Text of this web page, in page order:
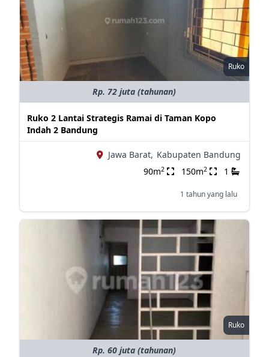
Ruko
Rp. 72 juta (tahunan)
Ruko 2 Lantai Strategis Ramai di Taman Kopo
Indah 2 Bandung
Jawa Barat, Kabupaten Bandung
90m2 150m2 1
1 tahun yang lalu
Ruko
Rp. 60 juta (tahunan)